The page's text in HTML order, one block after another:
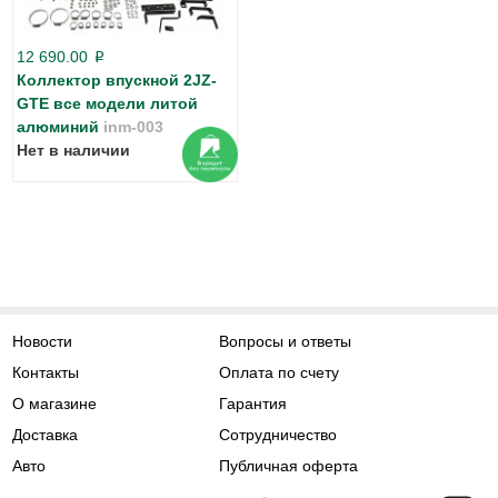
12 690.00 p
Коллектор впускной 2JZ-
GTE все модели литой
алюминий inm-003
Нет в наличии
Новости
Контакты
О магазине
Доставка
Авто
Вопросы и ответы
Оплата по счету
Гарантия
Сотрудничество
Публичная оферта